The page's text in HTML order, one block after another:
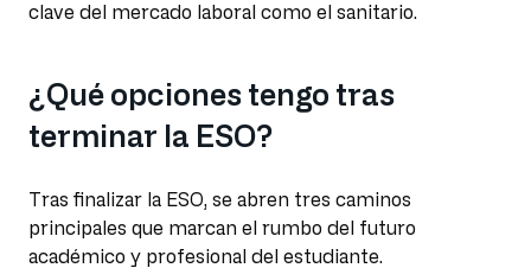
clave del mercado laboral como el sanitario.
¿Qué opciones tengo tras
terminar la ESO?
Tras finalizar la ESO, se abren tres caminos
principales que marcan el rumbo del futuro
académico y profesional del estudiante.